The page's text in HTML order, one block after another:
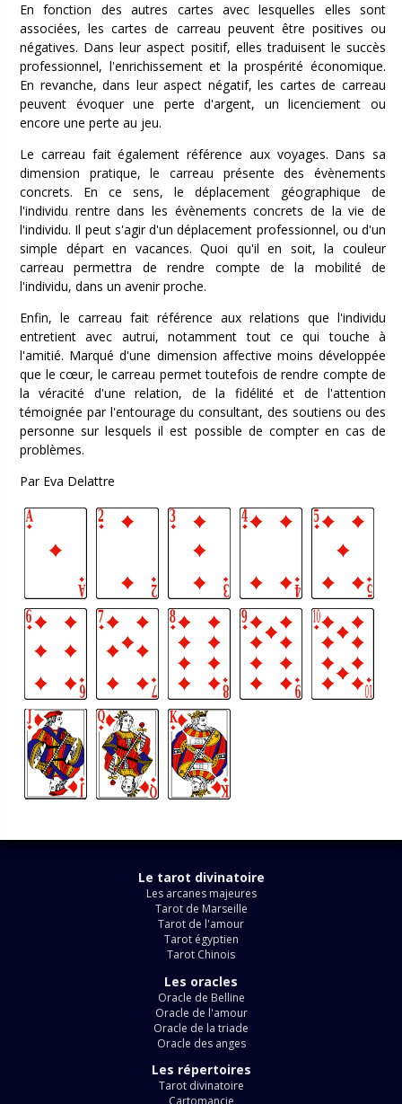
En fonction des autres cartes avec lesquelles elles sont
associées, les cartes de carreau peuvent être positives ou
négatives. Dans leur aspect positif, elles traduisent le succès
professionnel, l'enrichissement et la prospérité économique.
En revanche, dans leur aspect négatif, les cartes de carreau
peuvent évoquer une perte d'argent, un licenciement ou
encore une perte au jeu.
Le carreau fait également référence aux voyages. Dans sa
dimension pratique, le carreau présente des évènements
concrets. En ce sens, le déplacement géographique de
l'individu rentre dans les évènements concrets de la vie de
l'individu. Il peut s'agir d'un déplacement professionnel, ou d'un
simple départ en vacances. Quoi qu'il en soit, la couleur
carreau permettra de rendre compte de la mobilité de
l'individu, dans un avenir proche.
Enfin, le carreau fait référence aux relations que l'individu
entretient avec autrui, notamment tout ce qui touche à
l'amitié. Marqué d'une dimension affective moins développée
que le cœur, le carreau permet toutefois de rendre compte de
la véracité d'une relation, de la fidélité et de l'attention
témoignée par l'entourage du consultant, des soutiens ou des
personne sur lesquels il est possible de compter en cas de
problèmes.
Par Eva Delattre
Le tarot divinatoire
Les arcanes majeures
Tarot de Marseille
Tarot de l'amour
Tarot égyptien
Tarot Chinois
Les oracles
Oracle de Belline
Oracle de l'amour
Oracle de la triade
Oracle des anges
Les répertoires
Tarot divinatoire